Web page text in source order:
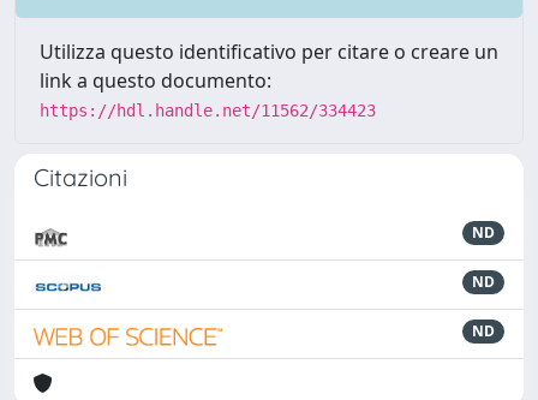
Utilizza questo identificativo per citare o creare un
link a questo documento:
https://hdl.handle.net/11562/334423
Citazioni
ND
ND
ND